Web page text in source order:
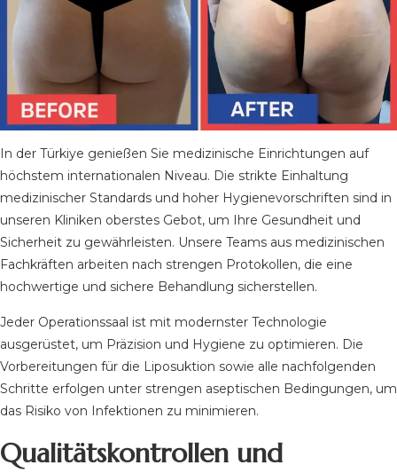
In der Türkiye genießen Sie medizinische Einrichtungen auf
höchstem internationalen Niveau. Die strikte Einhaltung
medizinischer Standards und hoher Hygienevorschriften sind in
unseren Kliniken oberstes Gebot, um Ihre Gesundheit und
Sicherheit zu gewährleisten. Unsere Teams aus medizinischen
Fachkräften arbeiten nach strengen Protokollen, die eine
hochwertige und sichere Behandlung sicherstellen.
Jeder Operationssaal ist mit modernster Technologie
ausgerüstet, um Präzision und Hygiene zu optimieren. Die
Vorbereitungen für die Liposuktion sowie alle nachfolgenden
Schritte erfolgen unter strengen aseptischen Bedingungen, um
das Risiko von Infektionen zu minimieren.
Qualitätskontrollen und